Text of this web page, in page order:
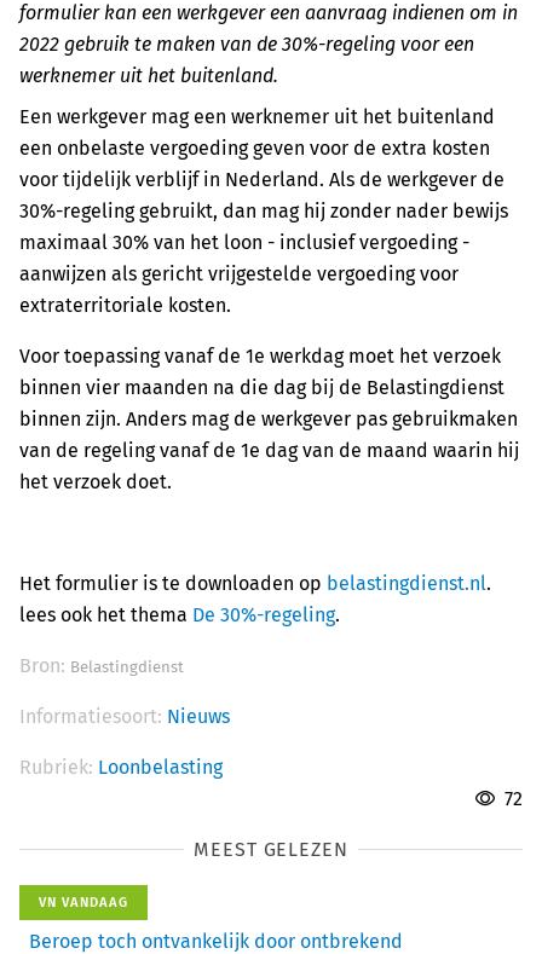
formulier kan een werkgever een aanvraag indienen om in
2022 gebruik te maken van de 30%-regeling voor een
werknemer uit het buitenland.
Een werkgever mag een werknemer uit het buitenland
een onbelaste vergoeding geven voor de extra kosten
voor tijdelijk verblijf in Nederland. Als de werkgever de
30%-regeling gebruikt, dan mag hij zonder nader bewijs
maximaal 30% van het loon - inclusief vergoeding -
aanwijzen als gericht vrijgestelde vergoeding voor
extraterritoriale kosten.
Voor toepassing vanaf de 1e werkdag moet het verzoek
binnen vier maanden na die dag bij de Belastingdienst
binnen zijn. Anders mag de werkgever pas gebruikmaken
van de regeling vanaf de 1e dag van de maand waarin hij
het verzoek doet.
Het formulier is te downloaden op belastingdienst.nl.
lees ook het thema De 30%-regeling.
Bron: Belastingdienst
Informatiesoort: Nieuws
Rubriek: Loonbelasting
72
MEEST GELEZEN
VN VANDAAG
Beroep toch ontvankelijk door ontbrekend